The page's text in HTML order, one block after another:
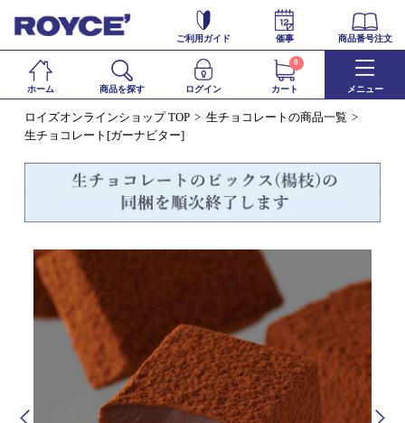
ご利用ガイド 催事 商品番号注文
ホーム 商品を探す ログイン カート
0
メニュー
ロイズオンラインショップ TOP
生チョコレートの商品一覧
生チョコレート[ガーナビター]